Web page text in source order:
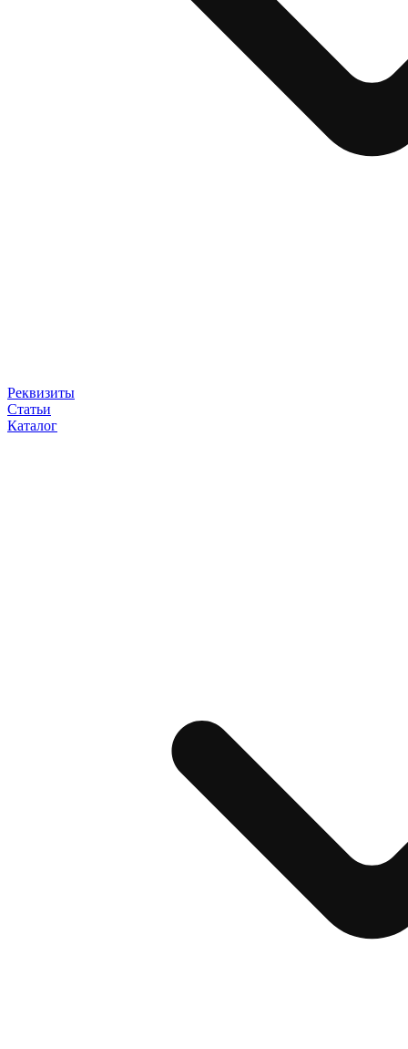
Реквизиты
Статьи
Каталог